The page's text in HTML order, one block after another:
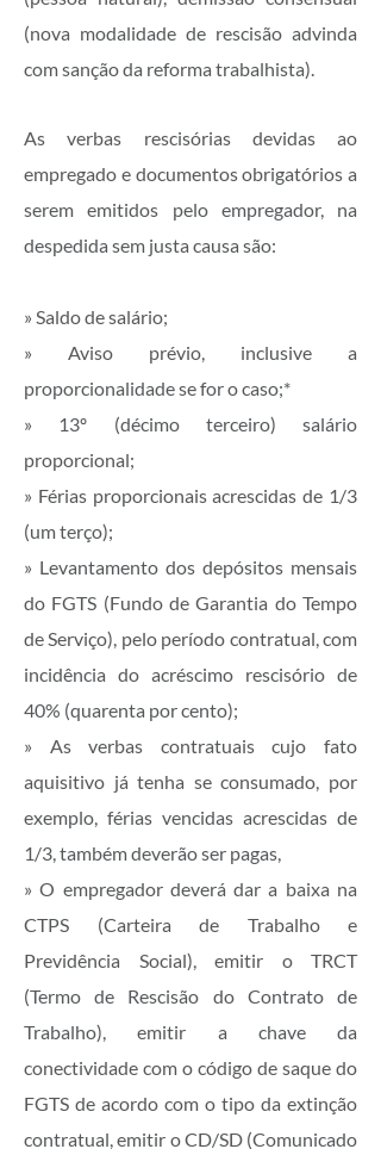
(nova modalidade de rescisão advinda
com sanção da reforma trabalhista).
As verbas rescisórias devidas ao
empregado e documentos obrigatórios a
serem emitidos pelo empregador, na
despedida sem justa causa são:
» Saldo de salário;
» Aviso prévio, inclusive a
proporcionalidade se for o caso;*
» 13º (décimo terceiro) salário
proporcional;
» Férias proporcionais acrescidas de 1/3
(um terço);
» Levantamento dos depósitos mensais
do FGTS (Fundo de Garantia do Tempo
de Serviço), pelo período contratual, com
incidência do acréscimo rescisório de
40% (quarenta por cento);
» As verbas contratuais cujo fato
aquisitivo já tenha se consumado, por
exemplo, férias vencidas acrescidas de
1/3, também deverão ser pagas,
» O empregador deverá dar a baixa na
CTPS (Carteira de Trabalho e
Previdência Social), emitir o TRCT
(Termo de Rescisão do Contrato de
Trabalho), emitir a chave da
conectividade com o código de saque do
FGTS de acordo com o tipo da extinção
contratual, emitir o CD/SD (Comunicado